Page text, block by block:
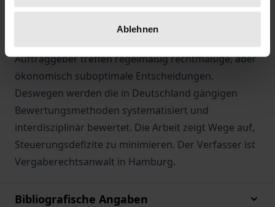
Ablehnen
dem Dimarso-Urteil des EuGH (C-6/15) neu und
definiert „Gewichtung“ mithilfe der Mikroökonomik.
Auftraggeber treffen regelmäßig rechtmäßige, aber
ökonomisch suboptimale Entscheidungen.
Deswegen werden die in Deutschland gängigen
Bewertungsmethoden systematisiert und
interdisziplinär bewertet. Die Arbeit zeigt Wege auf,
Steuerungsdefizite zu minimieren. Der Verfasser ist
Vergaberechtsanwalt in Hamburg.
Bibliografische Angaben